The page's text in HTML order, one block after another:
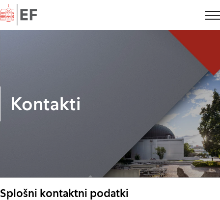
Domov
Kontakti
Splošni kontaktni podatki